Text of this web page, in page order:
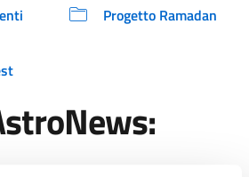
Progetto Ramadan